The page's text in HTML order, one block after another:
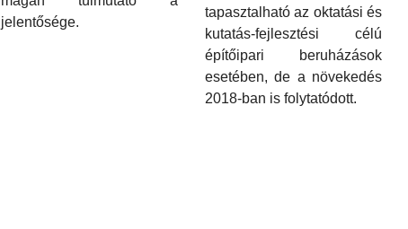
jelentősége.
tapasztalható az oktatási és
kutatás-fejlesztési célú
építőipari beruházások
esetében, de a növekedés
2018-ban is folytatódott.